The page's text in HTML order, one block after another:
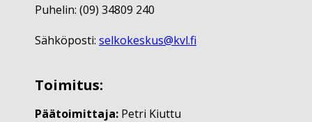
Puhelin: (09) 34809 240
Sähköposti: selkokeskus@kvl.fi
Toimitus:
Päätoimittaja: Petri Kiuttu